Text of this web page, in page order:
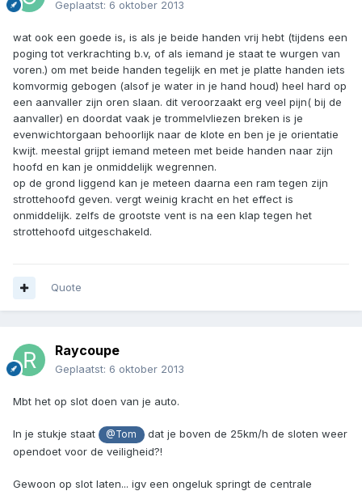
Geplaatst: 6 oktober 2013
wat ook een goede is, is als je beide handen vrij hebt (tijdens een
poging tot verkrachting b.v, of als iemand je staat te wurgen van
voren.) om met beide handen tegelijk en met je platte handen iets
komvormig gebogen (alsof je water in je hand houd) heel hard op
een aanvaller zijn oren slaan. dit veroorzaakt erg veel pijn( bij de
aanvaller) en doordat vaak je trommelvliezen breken is je
evenwichtorgaan behoorlijk naar de klote en ben je je orientatie
kwijt. meestal grijpt iemand meteen met beide handen naar zijn
hoofd en kan je onmiddelijk wegrennen.
op de grond liggend kan je meteen daarna een ram tegen zijn
strottehoofd geven. vergt weinig kracht en het effect is
onmiddelijk. zelfs de grootste vent is na een klap tegen het
strottehoofd uitgeschakeld.
Quote
Raycoupe
Geplaatst: 6 oktober 2013
Mbt het op slot doen van je auto.
In je stukje staat @Tom
dat je boven de 25km/h de sloten weer
opendoet voor de veiligheid?!
Gewoon op slot laten... igv een ongeluk springt de centrale